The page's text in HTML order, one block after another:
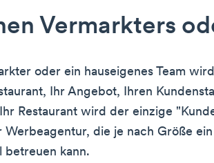
Vermarkters
oder ein hauseigenes Team
Ihr Angebot, Ihren
Restaurant wird der einzige
Werbeagentur, die je nach Größe
betreuen kann.